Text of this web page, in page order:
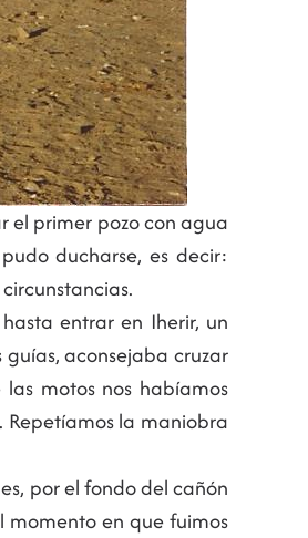
el primer pozo con agua
ducharse, es decir:
entrar en Iherir, un
aconsejaba cruzar
motos nos habíamos
Repetíamos la maniobra
por el fondo del cañón
momento en que fuimos